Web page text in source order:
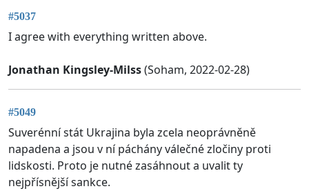
#5037
I agree with everything written above.
Jonathan Kingsley-Milss(Soham, 2022-02-28)
#5049
Suverénní stát Ukrajina byla zcela neoprávněně
napadena a jsou v ní páchány válečné zločiny proti
lidskosti. Proto je nutné zasáhnout a uvalit ty
nejpřísnější sankce.